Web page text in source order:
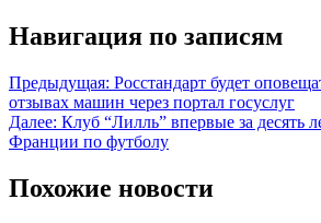
Навигация по записям
Предыдущая: Росстандарт будет
отзывах машин через портал госуслуг
Далее: Клуб “Лилль” впервые за десять
Франции по футболу
Похожие новости